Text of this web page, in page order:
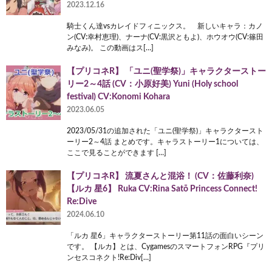
2023.12.16
騎士くん達vsカレイドフィニックス。 新しいキャラ：カノ
ン(CV:幸村恵理)、ナーナ(CV:黒沢ともよ)、ホウオウ(CV:篠田
みなみ)。 この動画はス[…]
【プリコネR】 「ユニ(聖学祭)」キャラクターストー
リー2～4話 (CV：小原好美) Yuni (Holy school
festival) CV:Konomi Kohara
2023.06.05
2023/05/31の追加された「ユニ(聖学祭)」キャラクタースト
ーリー2～4話 まとめです。キャラストーリー1については、
ここで見ることができます […]
【プリコネR】 流夏さんと混浴！ (CV：佐藤利奈)
【ルカ 星6】 Ruka CV:Rina Satō Princess Connect!
Re:Dive
2024.06.10
「ルカ 星6」キャラクターストーリー第11話の面白いシーン
です。 【ルカ】とは、CygamesのスマートフォンRPG『プリ
ンセスコネクト!Re:Div[…]